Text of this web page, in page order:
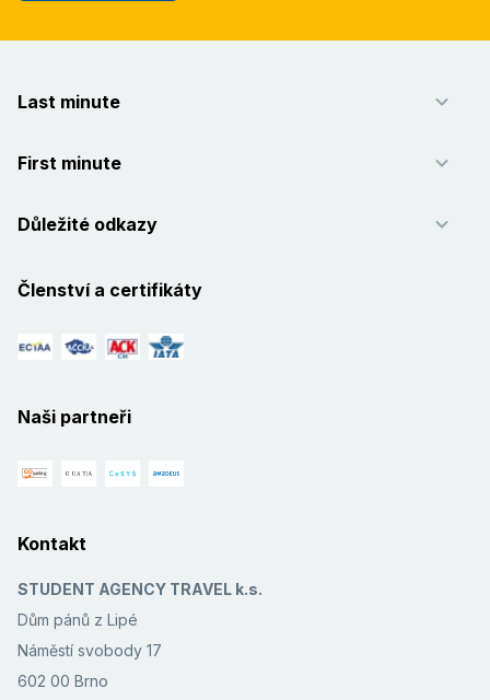
Last minute
First minute
Důležité odkazy
Členství a certifikáty
Naši partneři
Kontakt
STUDENT AGENCY TRAVEL k.s.
Dům pánů z Lipé
Náměstí svobody 17
602 00 Brno